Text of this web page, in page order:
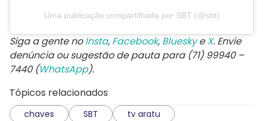
Uma publicação compartilhada por SBT (@sbt)
Siga a gente noInsta, Facebook, BlueskyeX. Envie
denúncia ou sugestão de pauta para (71) 99940 –
7440 (WhatsApp).
Tópicos relacionados
chaves SBT tv aratu